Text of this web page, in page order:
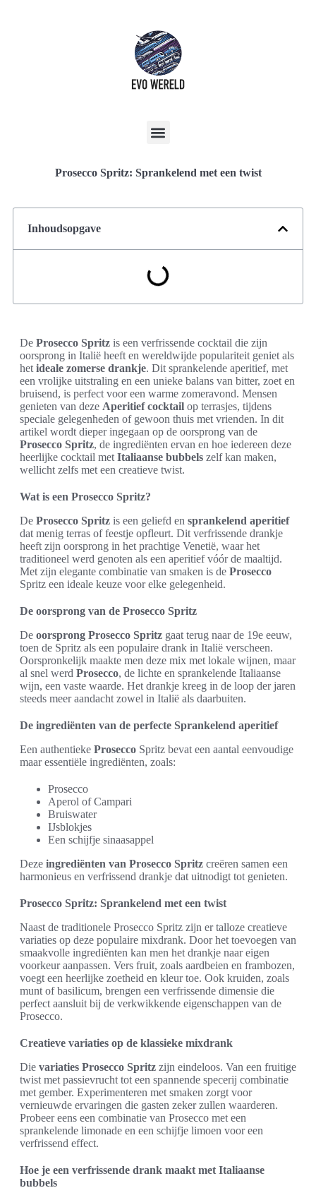
Prosecco Spritz: Sprankelend met een twist
Inhoudsopgave
De Prosecco Spritz is een verfrissende cocktail die zijn
oorsprong in Italië heeft en wereldwijde populariteit geniet als
het ideale zomerse drankje. Dit sprankelende aperitief, met
een vrolijke uitstraling en een unieke balans van bitter, zoet en
bruisend, is perfect voor een warme zomeravond. Mensen
genieten van deze Aperitief cocktail op terrasjes, tijdens
speciale gelegenheden of gewoon thuis met vrienden. In dit
artikel wordt dieper ingegaan op de oorsprong van de
Prosecco Spritz, de ingrediënten ervan en hoe iedereen deze
heerlijke cocktail met Italiaanse bubbels zelf kan maken,
wellicht zelfs met een creatieve twist.
Wat is een Prosecco Spritz?
De Prosecco Spritz is een geliefd en sprankelend aperitief
dat menig terras of feestje opfleurt. Dit verfrissende drankje
heeft zijn oorsprong in het prachtige Venetië, waar het
traditioneel werd genoten als een aperitief vóór de maaltijd.
Met zijn elegante combinatie van smaken is de Prosecco
Spritz een ideale keuze voor elke gelegenheid.
De oorsprong van de Prosecco Spritz
De oorsprong Prosecco Spritz gaat terug naar de 19e eeuw,
toen de Spritz als een populaire drank in Italië verscheen.
Oorspronkelijk maakte men deze mix met lokale wijnen, maar
al snel werd Prosecco, de lichte en sprankelende Italiaanse
wijn, een vaste waarde. Het drankje kreeg in de loop der jaren
steeds meer aandacht zowel in Italië als daarbuiten.
De ingrediënten van de perfecte Sprankelend aperitief
Een authentieke Prosecco Spritz bevat een aantal eenvoudige
maar essentiële ingrediënten, zoals:
Prosecco
Aperol of Campari
Bruiswater
IJsblokjes
Een schijfje sinaasappel
Deze ingrediënten van Prosecco Spritz creëren samen een
harmonieus en verfrissend drankje dat uitnodigt tot genieten.
Prosecco Spritz: Sprankelend met een twist
Naast de traditionele Prosecco Spritz zijn er talloze creatieve
variaties op deze populaire mixdrank. Door het toevoegen van
smaakvolle ingrediënten kan men het drankje naar eigen
voorkeur aanpassen. Vers fruit, zoals aardbeien en frambozen,
voegt een heerlijke zoetheid en kleur toe. Ook kruiden, zoals
munt of basilicum, brengen een verfrissende dimensie die
perfect aansluit bij de verkwikkende eigenschappen van de
Prosecco.
Creatieve variaties op de klassieke mixdrank
Die variaties Prosecco Spritz zijn eindeloos. Van een fruitige
twist met passievrucht tot een spannende specerij combinatie
met gember. Experimenteren met smaken zorgt voor
vernieuwde ervaringen die gasten zeker zullen waarderen.
Probeer eens een combinatie van Prosecco met een
sprankelende limonade en een schijfje limoen voor een
verfrissend effect.
Hoe je een verfrissende drank maakt met Italiaanse
bubbels